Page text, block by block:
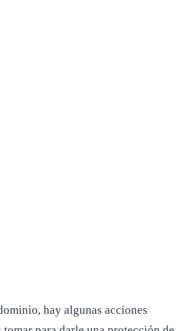
hay algunas acciones